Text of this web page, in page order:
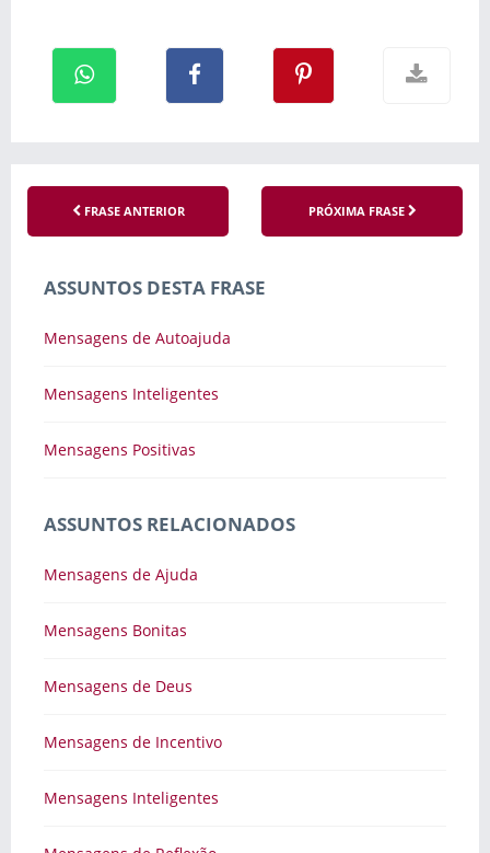
FRASE ANTERIOR PRÓXIMA FRASE
ASSUNTOS DESTA FRASE
Mensagens de Autoajuda
Mensagens Inteligentes
Mensagens Positivas
ASSUNTOS RELACIONADOS
Mensagens de Ajuda
Mensagens Bonitas
Mensagens de Deus
Mensagens de Incentivo
Mensagens Inteligentes